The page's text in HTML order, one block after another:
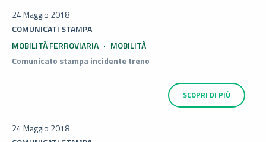
24 Maggio 2018
COMUNICATI STAMPA
MOBILITÀ FERROVIARIA
MOBILITÀ
Comunicato stampa incidente treno
SCOPRI DI PIÙ
24 Maggio 2018